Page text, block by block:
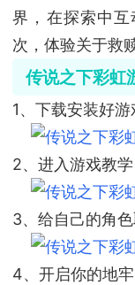
界，在探索中
次，体验关于救
传说之下彩虹
1、下载安装好游
2、进入游戏教学
3、给自己的角
4、开启你的地